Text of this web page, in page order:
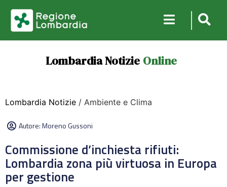
Lombardia Notizie Online
Lombardia Notizie / Ambiente e Clima
Autore:Moreno Gussoni
Commissione d’inchiesta rifiuti:
Lombardia zona più virtuosa in Europa
per gestione